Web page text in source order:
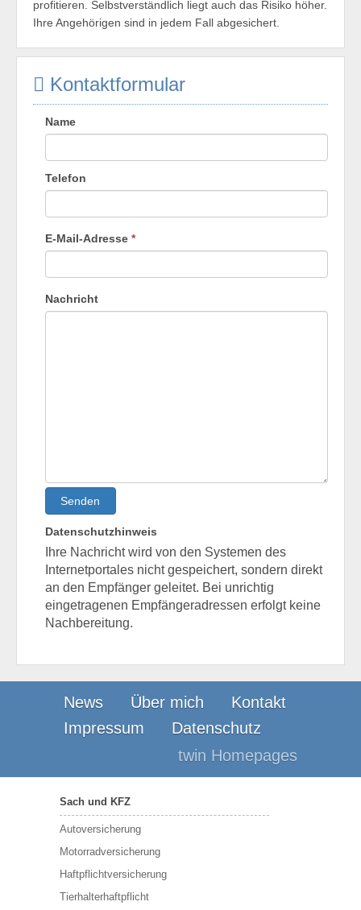
profitieren. Selbstverständlich liegt auch das Risiko höher.
Ihre Angehörigen sind in jedem Fall abgesichert.
Kontaktformular
Name
Telefon
E-Mail-Adresse *
Nachricht
Senden
Datenschutzhinweis
Ihre Nachricht wird von den Systemen des
Internetportales nicht gespeichert, sondern direkt
an den Empfänger geleitet. Bei unrichtig
eingetragenen Empfängeradressen erfolgt keine
Nachbereitung.
News Über mich
Kontakt
Impressum
Datenschutz
twin Homepages
Sach und KFZ
Autoversicherung
Motorradversicherung
Haftpflichtversicherung
Tierhalterhaftpflicht